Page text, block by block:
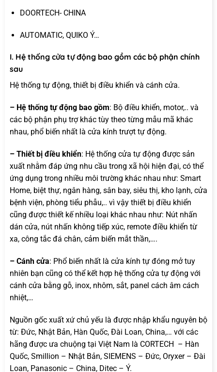
DOORTECH- CHINA
AUTOMATIC, QUIKO Ý…
I. Hệ thống cửa tự động bao gồm các bộ phận chính
sau
Hệ thống tự động, thiết bị điều khiển và cánh cửa.
– Hệ thống tự động bao gồm: Bộ điều khiển, motor,.. và
các bộ phận phụ trợ khác tùy theo từng mẫu mã khác
nhau, phổ biến nhất là cửa kính trượt tự động.
– Thiết bị điều khiển: Hệ thống cửa tự động được sản
xuất nhằm đáp ứng nhu cầu trong xã hội hiện đại, có thể
ứng dụng trong nhiều môi trường khác nhau như: Smart
Home, biệt thự, ngân hàng, sân bay, siêu thị, kho lạnh, cửa
bệnh viện, phòng tiểu phẫu,.. vì vậy thiết bị điều khiển
cũng được thiết kế nhiều loại khác nhau như: Nút nhấn
dán cửa, nút nhấn không tiếp xúc, remote điều khiển từ
xa, công tắc đá chân, cảm biến mắt thần,….
– Cánh cửa: Phổ biến nhất là cửa kính tự đóng mở tuy
nhiên bạn cũng có thể kết hợp hệ thống cửa tự động với
cánh cửa bằng gỗ, inox, nhôm, sắt, panel cách âm cách
nhiệt,…
Nguồn gốc xuất xứ chủ yếu là được nhập khẩu nguyên bộ
từ: Đức, Nhật Bản, Hàn Quốc, Đài Loan, China,… với các
hãng được ưa chuộng tại Việt Nam là CORTECH – Hàn
Quốc, Smillion – Nhật Bản, SIEMENS – Đức, Oryxer – Đài
Loan, Panasonic – China, Ditec – Ý.